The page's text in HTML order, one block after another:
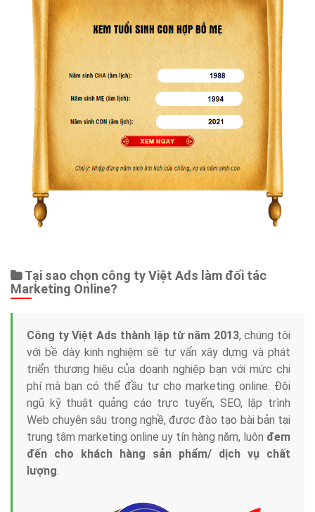
Tại sao chọn công ty Việt Ads làm đối tác
Marketing Online?
Công ty Việt Ads thành lập từ năm 2013, chúng tôi
với bề dày kinh nghiệm sẽ tư vấn xây dựng và phát
triển thương hiệu của doanh nghiệp bạn với mức chi
phí mà bạn có thể đầu tư cho marketing online. Đội
ngũ kỹ thuật quảng cáo trực tuyến, SEO, lập trình
Web chuyên sâu trong nghề, được đào tạo bài bản tại
trung tâm marketing online uy tín hàng năm, luôn đem
đến cho khách hàng sản phẩm/ dịch vụ chất
lượng.